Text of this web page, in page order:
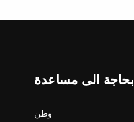
بحاجة الى مساعدة
وطن